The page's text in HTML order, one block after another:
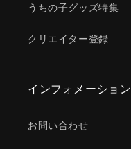
うちの子グッズ特集
クリエイター登録
インフォメーション
お問い合わせ